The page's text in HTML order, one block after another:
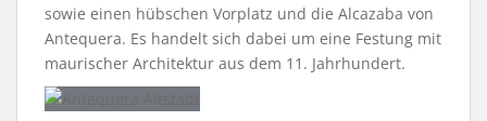
sowie einen hübschen Vorplatz und die Alcazaba von
Antequera. Es handelt sich dabei um eine Festung mit
maurischer Architektur aus dem 11. Jahrhundert.